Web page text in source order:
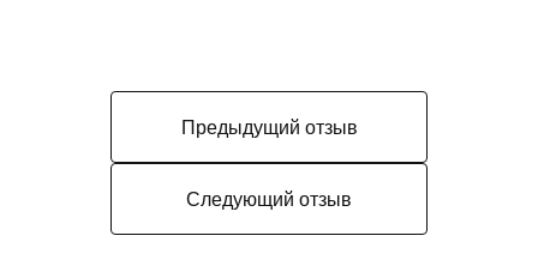
Предыдущий отзыв
Следующий отзыв